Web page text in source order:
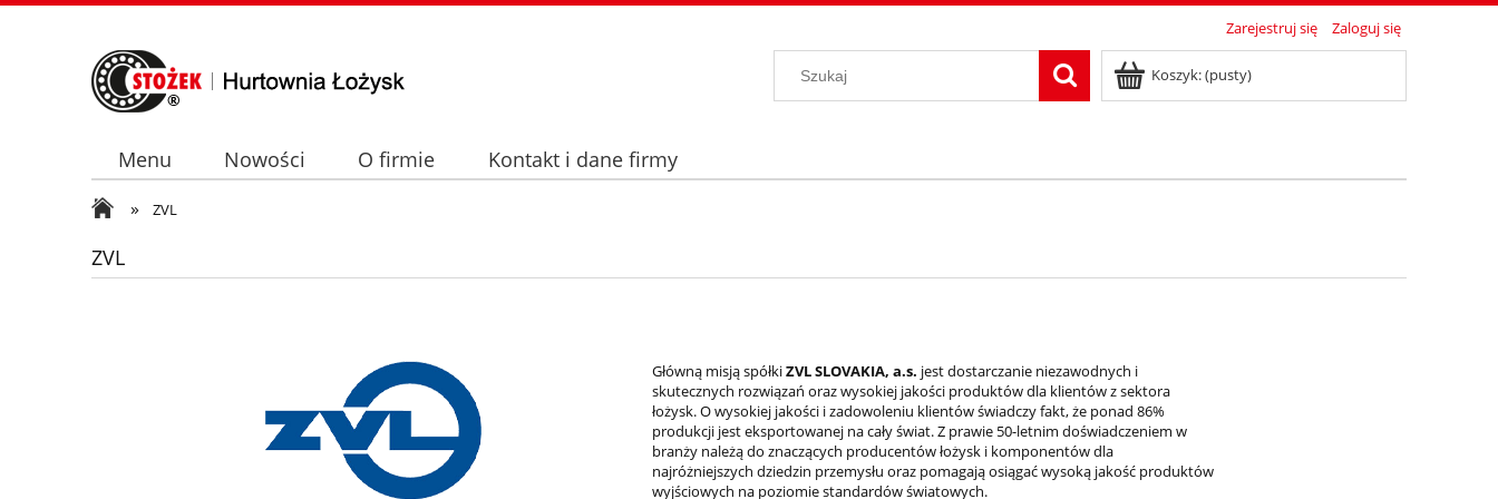
Zarejestruj się Zaloguj się
Koszyk:(pusty)
Menu Nowości O firmie Kontakt i dane firmy
» ZVL
ZVL
Główną misją spółkiZVL SLOVAKIA, a.s. jest dostarczanie niezawodnych i
skutecznych rozwiązań oraz wysokiej jakości produktów dla klientów z sektora
łożysk. O wysokiej jakości i zadowoleniu klientów świadczy fakt, że ponad 86%
produkcji jest eksportowanej na cały świat. Z prawie 50-letnim doświadczeniem w
branży należą do znaczących producentów łożysk i komponentów dla
najróżniejszych dziedzin przemysłu oraz pomagają osiągać wysoką jakość produktów
wyjściowych na poziomie standardów światowych.